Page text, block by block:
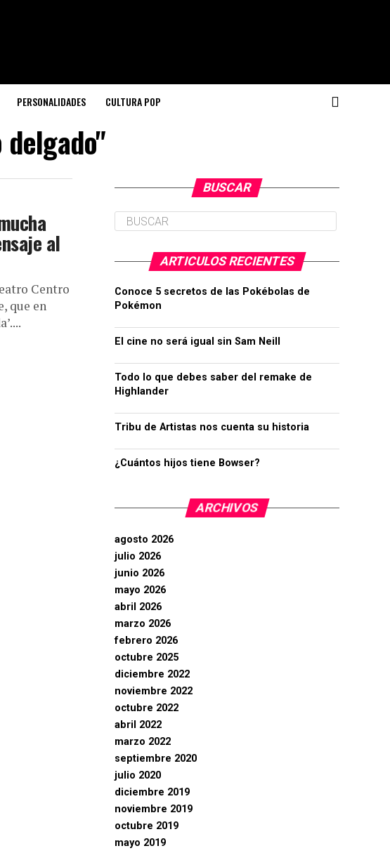
PERSONALIDADES CULTURA POP
al
Centro
que en
BUSCAR
ARTICULOS RECIENTES
Conoce 5 secretos de las Pokébolas de
Pokémon
El cine no será igual sin Sam Neill
Todo lo que debes saber del remake de
Highlander
Tribu de Artistas nos cuenta su historia
¿Cuántos hijos tiene Bowser?
ARCHIVOS
agosto 2026
julio 2026
junio 2026
mayo 2026
abril 2026
marzo 2026
febrero 2026
octubre 2025
diciembre 2022
noviembre 2022
octubre 2022
abril 2022
marzo 2022
septiembre 2020
julio 2020
diciembre 2019
noviembre 2019
octubre 2019
mayo 2019